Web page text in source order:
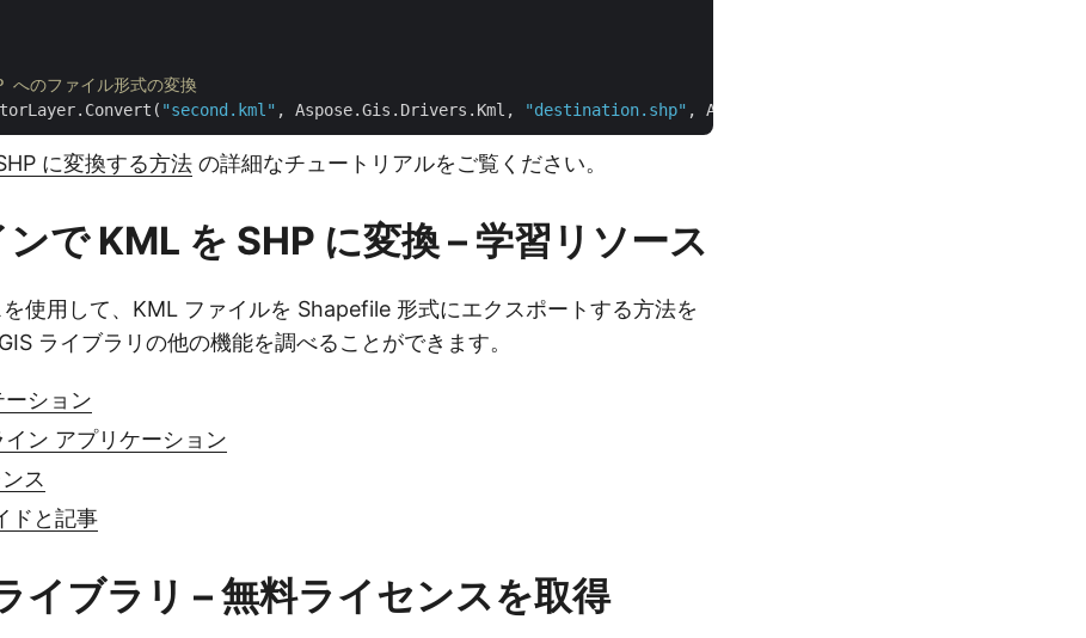
のファイル形式の変換
"second.kml" , Aspose.Gis.Drivers.Kml, "destination.shp"
に変換する方法 の詳細なチュートリアルをご覧ください。
で KML を SHP に変換 – 学習リソース
使用して、KML ファイルを Shapefile 形式にエクスポートする方法を
ライブラリの他の機能を調べることができます。
ーション
ン アプリケーション
ス
ドと記事
イブラリ – 無料ライセンスを取得